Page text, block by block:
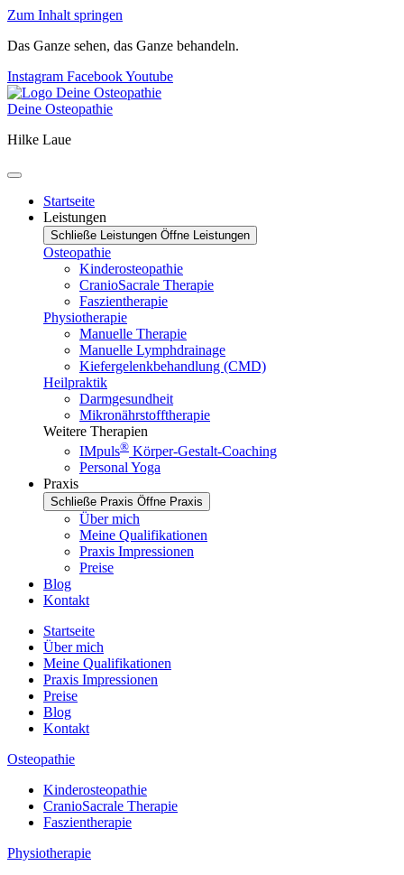
Zum Inhalt springen
Das Ganze sehen, das Ganze behandeln.
Instagram FacebookYoutube
Deine Osteopathie
Hilke Laue
Startseite
Leistungen
Schließe Leistungen Öffne Leistungen
Osteopathie
Kinderosteopathie
CranioSacrale Therapie
Faszientherapie
Physiotherapie
Manuelle Therapie
Manuelle Lymphdrainage
Kiefergelenkbehandlung (CMD)
Heilpraktik
Darmgesundheit
Mikronährstofftherapie
Weitere Therapien
IMpuls® Körper-Gestalt-Coaching
Personal Yoga
Praxis
Schließe Praxis Öffne Praxis
Über mich
Meine Qualifikationen
Praxis Impressionen
Preise
Blog
Kontakt
Startseite
Über mich
Meine Qualifikationen
Praxis Impressionen
Preise
Blog
Kontakt
Osteopathie
Kinderosteopathie
CranioSacrale Therapie
Faszientherapie
Physiotherapie